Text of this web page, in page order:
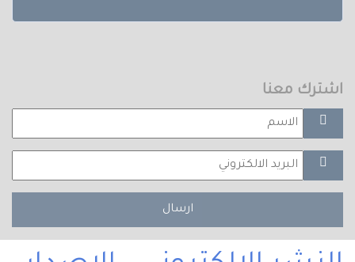
اشترك معنا
ارسال